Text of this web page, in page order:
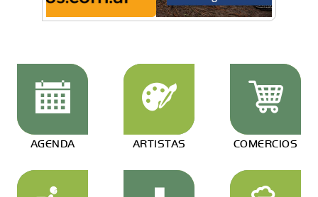
AGENDA ARTISTAS COMERCIOS